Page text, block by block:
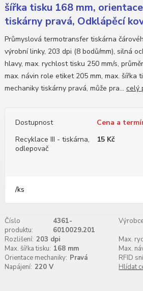
šířka tisku 168 mm,
tiskárny pravá, Odklápěcí
Průmyslová termotransfer tiskárna
výrobní linky, 203 dpi (8 bodů/mm), silná
hlavy, max. rychlost tisku 250 mm/s,
max. návin role etiket 205 mm, max. šířka
mechaniky tiskárny pravá, může pra... celý
Dostupnost
Cena a
Recyklace III - tiskárna,
odlepovač
15 Kč
/ks
Číslo
produktu:
4361-
6010029.201
Rozlišení: 203 dpi Max.
Max. šířka tisku: 168 mm Max.
Orientace mechaniky: Pravá RFID
Napájení: 220 V Hlídat